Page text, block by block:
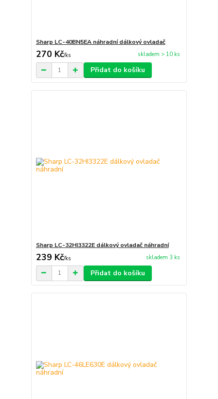
Sharp LC-40BN5EA náhradní dálkový ovladač
270 Kč/ks skladem > 10 ks
Přidat do košíku
Sharp LC-32HI3322E dálkový ovladač náhradní
239 Kč/ks skladem 3 ks
Přidat do košíku